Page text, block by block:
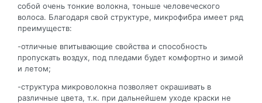
собой очень тонкие волокна, тоньше человеческого
волоса. Благодаря свой структуре, микрофибра имеет ряд
преимуществ:
-отличные впитывающие свойства и способность
пропускать воздух, под пледами будет комфортно и зимой
и летом;
-структура микроволокна позволяет окрашивать в
различные цвета, т.к. при дальнейшем уходе краски не